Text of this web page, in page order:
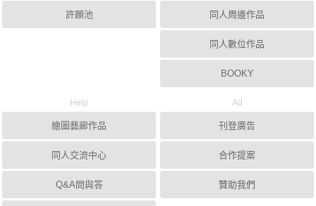
許願池 同人周邊作品
同人數位作品
BOOKY
Help
繪圖藝廊作品
同人交流中心
Q&A問與答
Ad
刊登廣告
合作提案
贊助我們